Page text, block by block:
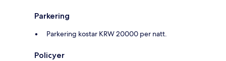
Parkering
Parkering kostar KRW 20000 per natt.
Policyer